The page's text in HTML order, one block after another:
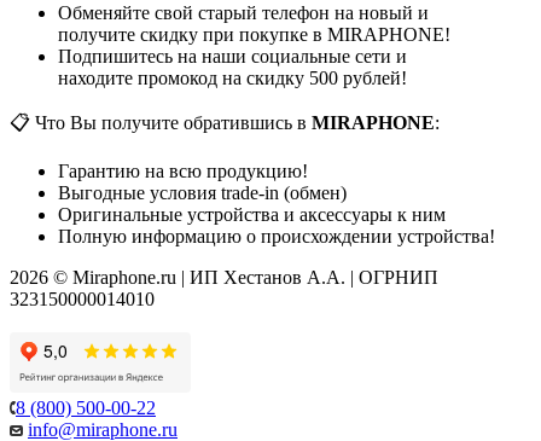
Обменяйте свой старый телефон на новый и
получите скидку при покупке в MIRAPHONE!
Подпишитесь на наши социальные сети и
находите промокод на скидку 500 рублей!
📋 Что Вы получите обратившись в MIRAPHONE:
Гарантию на всю продукцию!
Выгодные условия trade-in (обмен)
Оригинальные устройства и аксессуары к ним
Полную информацию о происхождении устройства!
2026 © Miraphone.ru | ИП Хестанов А.А. | ОГРНИП
323150000014010
8 (800) 500-00-22
info@miraphone.ru